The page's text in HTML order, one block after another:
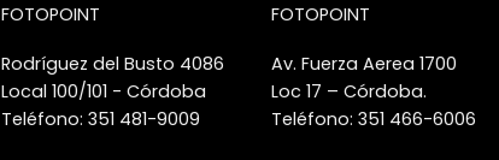
FOTOPOINT
Rodríguez del Busto 4086
Local 100/101 - Córdoba
Teléfono: 351 481-9009
FOTOPOINT
Av. Fuerza Aerea 1700
Loc 17 – Córdoba.
Teléfono: 351 466-6006